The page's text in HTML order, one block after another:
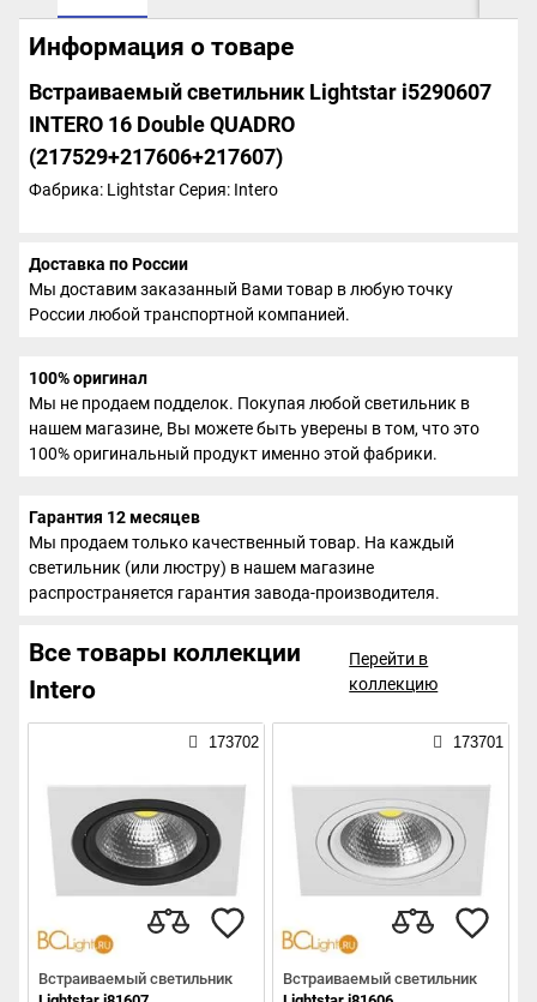
Информация о товаре
Встраиваемый светильник Lightstar i5290607
INTERO 16 Double QUADRO
(217529+217606+217607)
Фабрика: LightstarСерия: Intero
Доставка по России
Мы доставим заказанный Вами товар в любую точку
России любой транспортной компанией.
100% оригинал
Мы не продаем подделок. Покупая любой светильник в
нашем магазине, Вы можете быть уверены в том, что это
100% оригинальный продукт именно этой фабрики.
Гарантия 12 месяцев
Мы продаем только качественный товар. На каждый
светильник (или люстру) в нашем магазине
распространяется гарантия завода-производителя.
Все товары коллекции
Intero
Перейти в
коллекцию
173702
Встраиваемый светильник
173701
Встраиваемый светильник